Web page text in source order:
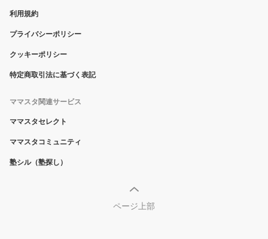
利用規約
プライバシーポリシー
クッキーポリシー
特定商取引法に基づく表記
ママスタ関連サービス
ママスタセレクト
ママスタコミュニティ
塾シル（塾探し）
ページ上部